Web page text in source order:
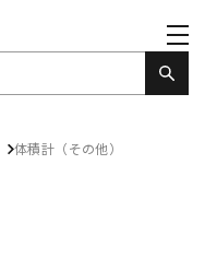
体積計（その他）